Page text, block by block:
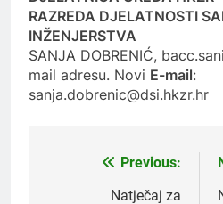
RAZREDA DJELATNOSTI
INŽENJERSTVA
SANJA DOBRENIĆ,
mail adresu. Novi E-mail:
sanja.dobrenic@dsi.hkzr.hr
NavigacijaPrevious:
Natječaj za